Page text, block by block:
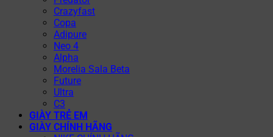
Crazyfast
Copa
Adipure
Neo 4
Alpha
Morelia Sala Beta
Future
Ultra
C3
GIÀY TRẺ EM
GIÀY CHÍNH HÃNG